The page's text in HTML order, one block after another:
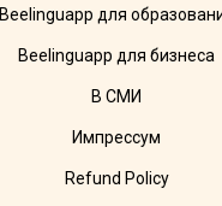
Beelinguapp для
Beelinguapp для бизнеса
В СМИ
Импрессум
Refund Policy